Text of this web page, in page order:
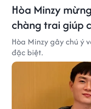
Hòa Minzy
chàng trai giúp
Hòa Minzy gây chú ý
đặc biệt.